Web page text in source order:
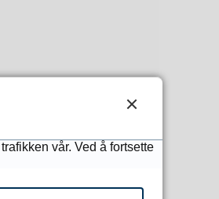
vår. Ved å fortsette